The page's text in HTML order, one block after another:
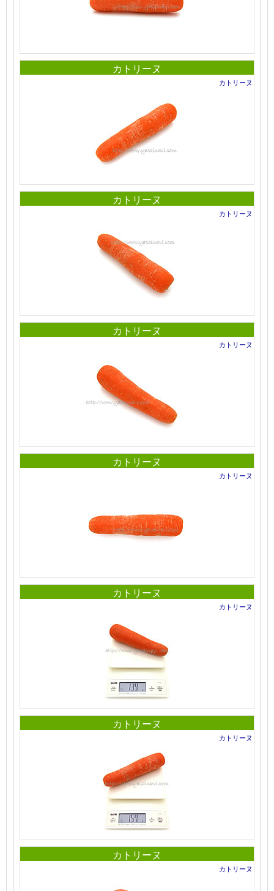
カトリーヌ
カトリーヌ
カトリーヌ
カトリーヌ
カトリーヌ
カトリーヌ
カトリーヌ
カトリーヌ
カトリーヌ
カトリーヌ
カトリーヌ
カトリーヌ
カトリーヌ
カトリーヌ